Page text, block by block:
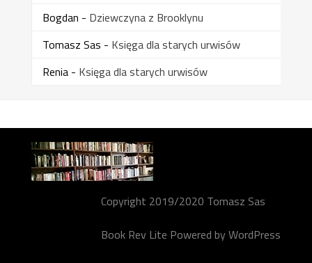
Bogdan - Dziewczyna z Brooklynu
Tomasz Sas - Księga dla starych urwisów
Renia- Księga dla starych urwisów
Copyright 2019/2020 Tomasz Sas
Book Rev Lite Powered byWordPress